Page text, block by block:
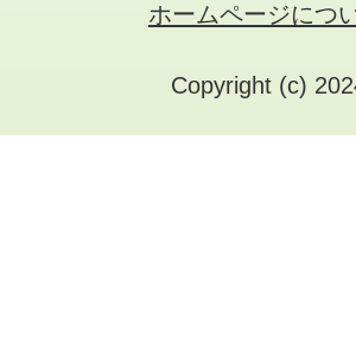
ホームページにつ
Copyright (c)